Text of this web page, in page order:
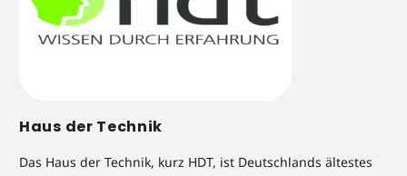
Haus der Technik
Das Haus der Technik, kurz HDT, ist Deutschlands ältestes